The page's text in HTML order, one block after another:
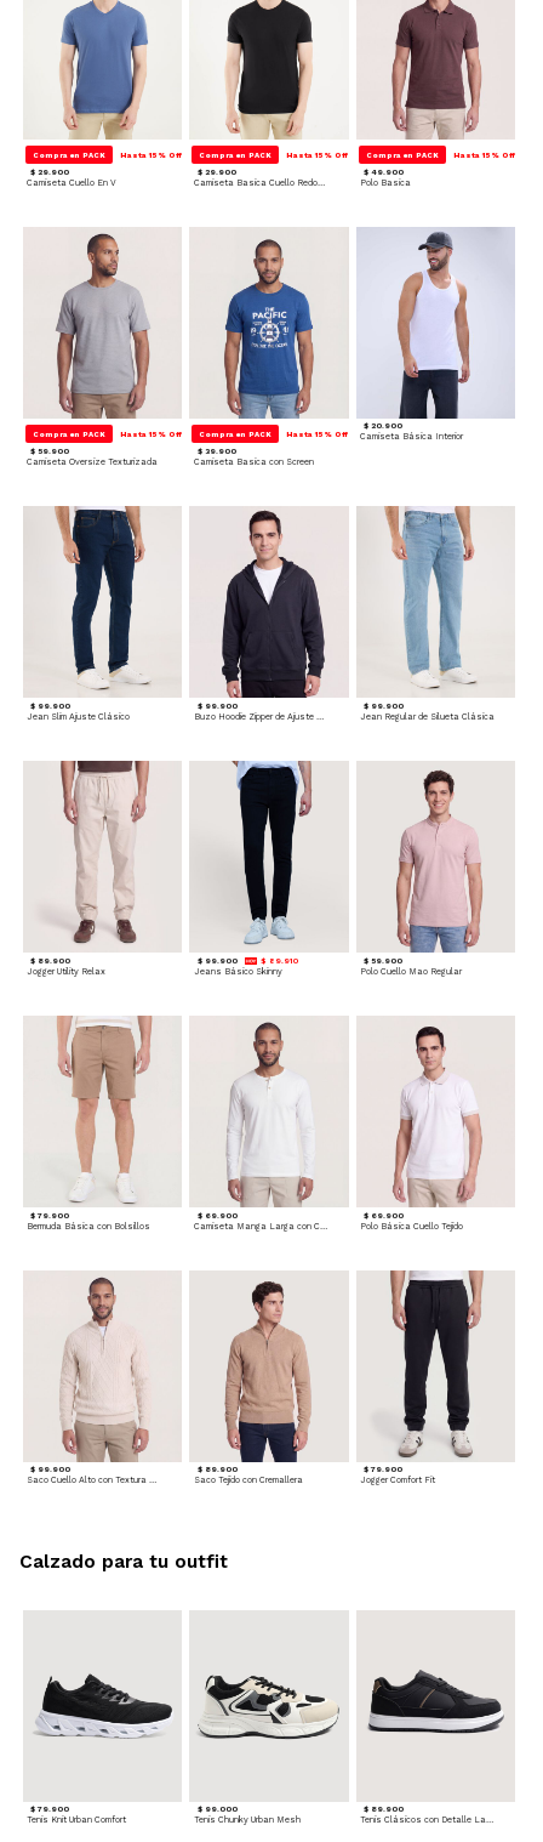
Compra en PACK Hasta 15% Off
$ 29.900
Camiseta Cuello En V
Compra en PACK Hasta 15% Off
$ 29.900
Camiseta Basica Cuello Redondo
Compra en PACK Hasta 15% Off
$ 49.900
Polo Basica
Compra en PACK Hasta 15% Off
$ 59.900
Camiseta Oversize Texturizada
Compra en PACK Hasta 15% Off
$ 39.900
Camiseta Basica con Screen
$ 20.900
Camiseta Básica Interior
$ 99.900
Jean Slim Ajuste Clásico
$ 99.900
Buzo Hoodie Zipper de Ajuste Cómodo
$ 99.900
Jean Regular de Silueta Clásica
$ 89.900
Jogger Utility Relax
$ 99.900 $ 89.910
Jeans Básico Skinny
$ 59.900
Polo Cuello Mao Regular
$ 79.900
Bermuda Básica con Bolsillos
$ 69.900 $ 69.900
Polo Básica Cuello Tejido
$ 99.900
Saco Cuello Alto con Textura Trenzada
$ 89.900
Saco Tejido con Cremallera
$ 79.900
Jogger Comfort Fit
$ 79.900
Tenis Knit Urban Comfort
$ 99.000
Tenis Chunky Urban Mesh
$ 89.900
Tenis Clásicos con Detalle Lateral
Calzado para tu outfit